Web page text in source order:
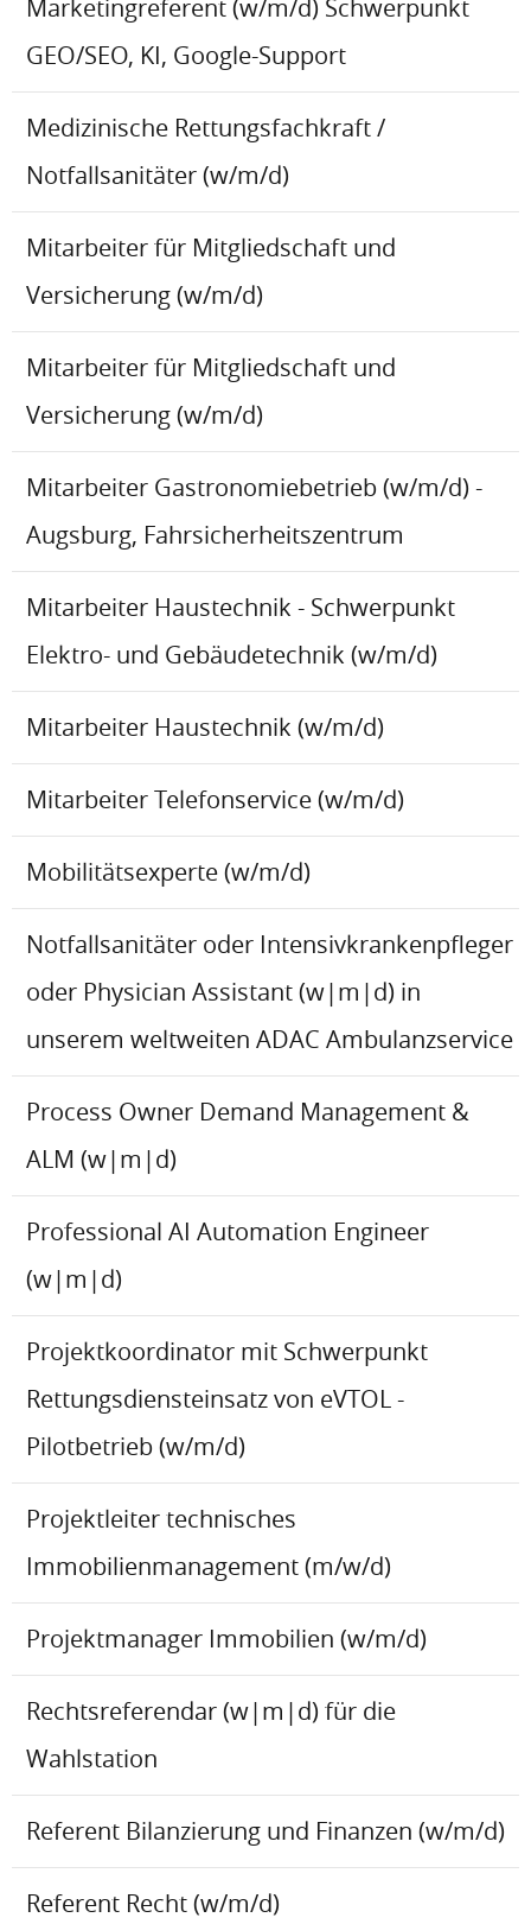
Marketingreferent (w/m/d) Schwerpunkt
GEO/SEO, KI, Google-Support
Medizinische Rettungsfachkraft /
Notfallsanitäter (w/m/d)
Mitarbeiter für Mitgliedschaft und
Versicherung (w/m/d)
Mitarbeiter für Mitgliedschaft und
Versicherung (w/m/d)
Mitarbeiter Gastronomiebetrieb (w/m/d) -
Augsburg, Fahrsicherheitszentrum
Mitarbeiter Haustechnik - Schwerpunkt
Elektro- und Gebäudetechnik (w/m/d)
Mitarbeiter Haustechnik (w/m/d)
Mitarbeiter Telefonservice (w/m/d)
Mobilitätsexperte (w/m/d)
Notfallsanitäter oder Intensivkrankenpfleger
oder Physician Assistant (w|m|d) in
unserem weltweiten ADAC Ambulanzservice
Process Owner Demand Management &
ALM (w|m|d)
Professional AI Automation Engineer
(w|m|d)
Projektkoordinator mit Schwerpunkt
Rettungsdiensteinsatz von eVTOL -
Pilotbetrieb (w/m/d)
Projektleiter technisches
Immobilienmanagement (m/w/d)
Projektmanager Immobilien (w/m/d)
Rechtsreferendar (w|m|d) für die
Wahlstation
Referent Bilanzierung und Finanzen (w/m/d)
Referent Recht (w/m/d)